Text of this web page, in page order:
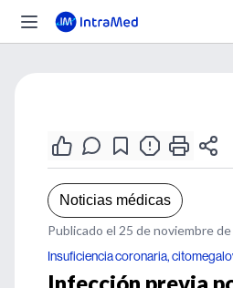
Noticias médicas
Publicado el 25 de noviembre de
Insuficiencia coronaria,